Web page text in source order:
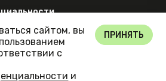
сайтом, вы
с
и
ПРИНЯТЬ